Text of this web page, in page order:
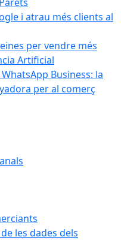
i atrau més clients al
per vendre més
Artificial
Business: la
per al comerç
les dades dels